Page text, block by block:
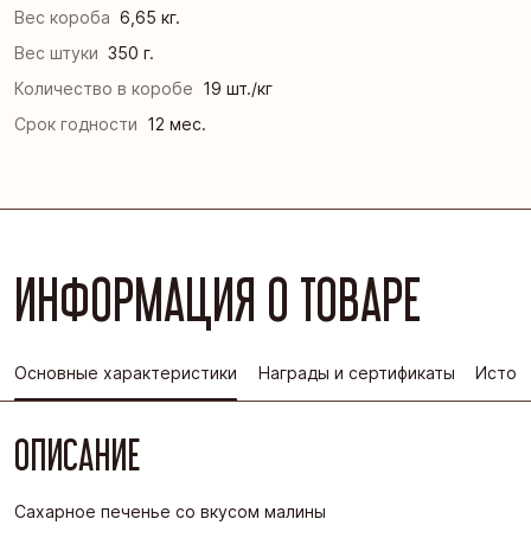
Вес короба 6,65 кг.
Вес штуки 350 г.
Количество в коробе 19 шт./кг
Срок годности 12 мес.
ИНФОРМАЦИЯ О ТОВАРЕ
Основные характеристики Награды и сертификаты
ОПИСАНИЕ
Сахарное печенье со вкусом малины